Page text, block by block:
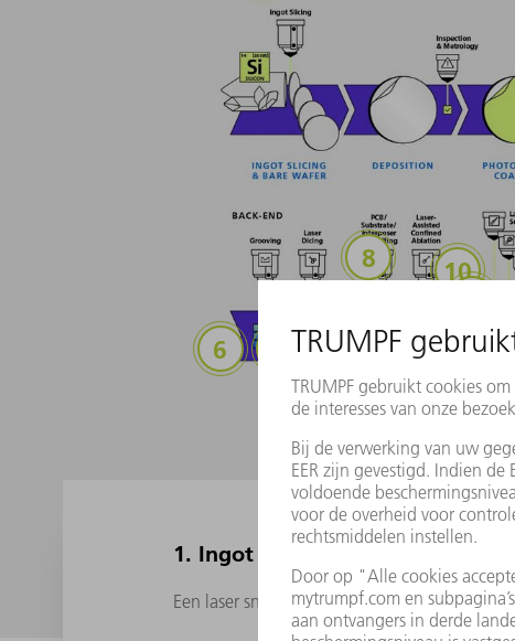
GroovingLaser Dicing
PCB/Substrate/
Laser-
Laser-
1. Ingot Slicing
Een laser snijdt het siliciummonokristal op